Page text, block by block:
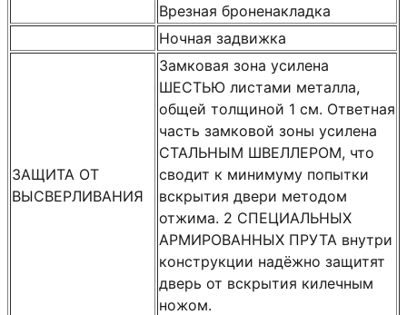
Врезная броненакладка
Ночная задвижка
ЗАЩИТА ОТ
ВЫСВЕРЛИВАНИЯ
Замковая зона усилена
ШЕСТЬЮ листами металла,
общей толщиной 1 см. Ответная
часть замковой зоны усилена
СТАЛЬНЫМ ШВЕЛЛЕРОМ, что
сводит к минимуму попытки
вскрытия двери методом
отжима. 2 СПЕЦИАЛЬНЫХ
АРМИРОВАННЫХ ПРУТА внутри
конструкции надёжно защитят
дверь от вскрытия килечным
ножом.